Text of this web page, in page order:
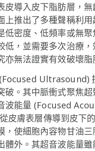
皮導入皮下脂肪層，
上推出了多種聲稱利
低密度、低頻率或無
低，並需要多次治療
亦無法證實有效破壞脂
Ultrasound)
破。其中脈衝式聚焦
波能量 (Focused
皮膚表層傳導到皮下
，使細胞內容物甘油
體外。其超音波能量